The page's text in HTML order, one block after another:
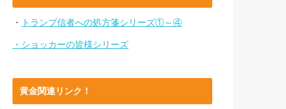
・ トランプ信者への処方箋シリーズ①～④
・ショッカーの皆様シリーズ
黄金関連リンク！